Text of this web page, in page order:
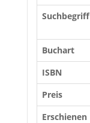
Suchbegriff
Buchart
ISBN
Preis
Erschienen